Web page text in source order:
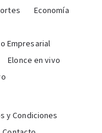
Economía
Empresarial
Elonce en vivo
y Condiciones